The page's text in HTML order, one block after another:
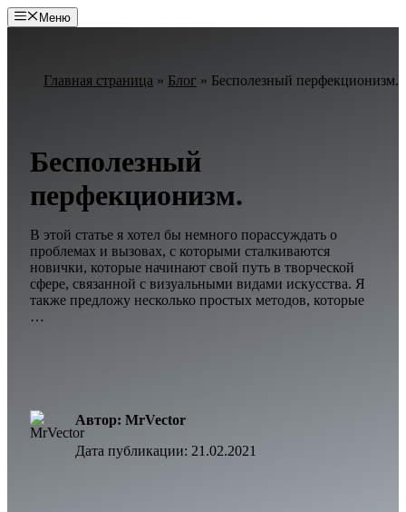
Перейти
к
Меню
Главная страница » Блог » Бесполезный перфекционизм.
Бесполезный
перфекционизм.
В этой статье я хотел бы немного порассуждать о
проблемах и вызовах, с которыми сталкиваются
новички, которые начинают свой путь в творческой
сфере, связанной с визуальными видами искусства. Я
также предложу несколько простых методов, которые
…
Автор: MrVector
Дата публикации: 21.02.2021